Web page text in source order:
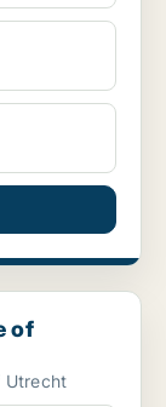
of Utrecht